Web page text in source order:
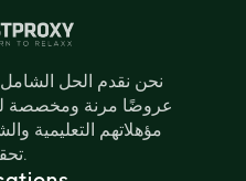
نحن نقدم الحل الشامل
عروضًا مرنة ومخصصة
مؤهلاتهم التعليمية
تحقيقها.